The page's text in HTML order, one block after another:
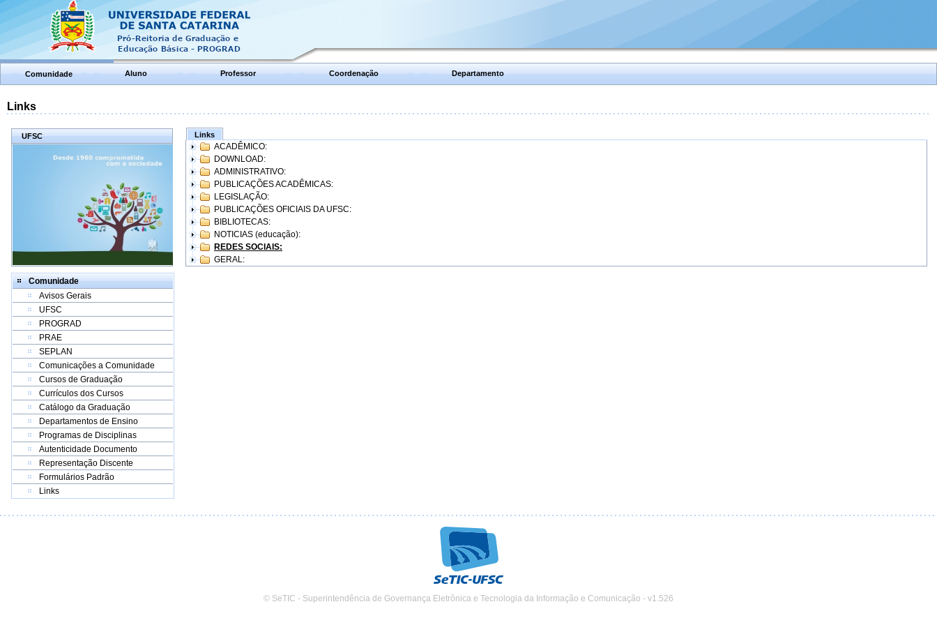
Comunidade Aluno Professor Coordenação Departamento
Links
UFSC
Comunidade
Avisos Gerais
UFSC
PROGRAD
PRAE
SEPLAN
Comunicações a Comunidade
Cursos de Graduação
Currículos dos Cursos
Catálogo da Graduação
Departamentos de Ensino
Programas de Disciplinas
Autenticidade Documento
Representação Discente
Formulários Padrão
Links
Links
ACADÊMICO:
DOWNLOAD:
ADMINISTRATIVO:
PUBLICAÇÕES ACADÊMICAS:
LEGISLAÇÃO:
PUBLICAÇÕES OFICIAIS DA UFSC:
BIBLIOTECAS:
NOTICIAS (educação):
REDES SOCIAIS:
GERAL:
© SeTIC - Superintendência de Governança Eletrônica e Tecnologia da Informação e Comunicação - v1.526